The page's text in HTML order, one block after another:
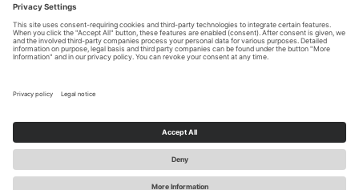
Colofon|Privacyverklaring|Verklaring inzake toegankelijkheid
Contact
Sauerland-Tourismus e.V.
Cookie-Einstellungen